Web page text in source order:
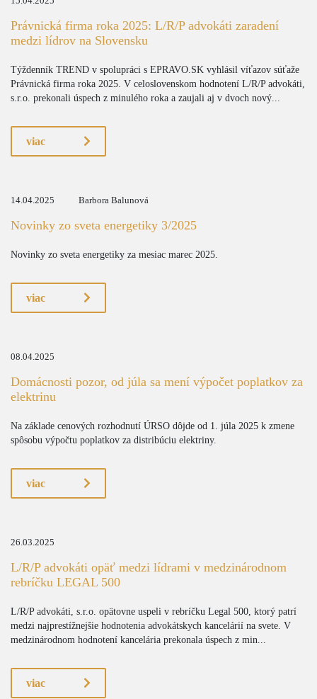
Právnická firma roka 2025: L/R/P advokáti zaradení
medzi lídrov na Slovensku
Týždenník TREND v spolupráci s EPRAVO.SK vyhlásil víťazov súťaže
Právnická firma roka 2025. V celoslovenskom hodnotení L/R/P advokáti,
s.r.o. prekonali úspech z minulého roka a zaujali aj v dvoch nový...
viac
14.04.2025 Barbora Balunová
Novinky zo sveta energetiky 3/2025
Novinky zo sveta energetiky za mesiac marec 2025.
viac
08.04.2025
Domácnosti pozor, od júla sa mení výpočet poplatkov za
elektrinu
Na základe cenových rozhodnutí ÚRSO dôjde od 1. júla 2025 k zmene
spôsobu výpočtu poplatkov za distribúciu elektriny.
viac
26.03.2025
L/R/P advokáti opäť medzi lídrami v medzinárodnom
rebríčku LEGAL 500
L/R/P advokáti, s.r.o. opätovne uspeli v rebríčku Legal 500, ktorý patrí
medzi najprestížnejšie hodnotenia advokátskych kancelárií na svete. V
medzinárodnom hodnotení kancelária prekonala úspech z min...
viac